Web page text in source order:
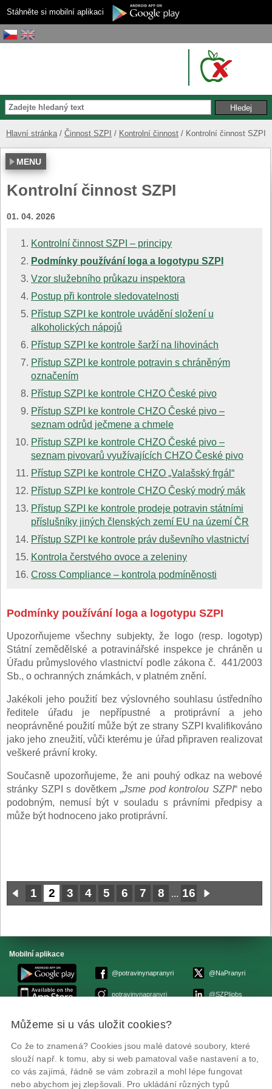
Stáhněte si mobilní aplikaci
Hlavní stránka Činnost SZPI Kontrolní činnost Kontrolní činnost SZPI
MENU
Kontrolní činnost SZPI
01. 04. 2026
Kontrolní činnost SZPI – principy
Podmínky používání loga a logotypu SZPI
Vzor služebního průkazu inspektora
Postup při kontrole sledovatelnosti
Přístup SZPI ke kontrole uvádění složení u
alkoholických nápojů
Přístup SZPI ke kontrole šarží na lihovinách
Přístup SZPI ke kontrole potravin s chráněným
označením
Přístup SZPI ke kontrole CHZO České pivo
Přístup SZPI ke kontrole CHZO České pivo –
seznam odrůd ječmene a chmele
Přístup SZPI ke kontrole CHZO České pivo –
seznam pivovarů využívajících CHZO České pivo
Přístup SZPI ke kontrole CHZO „Valašský frgál“
Přístup SZPI ke kontrole CHZO Český modrý mák
Přístup SZPI ke kontrole prodeje potravin státními
příslušníky jiných členských zemí EU na území ČR
Přístup SZPI ke kontrole práv duševního vlastnictví
Kontrola čerstvého ovoce a zeleniny
Cross Compliance – kontrola podmíněnosti
Podmínky používání loga a logotypu SZPI
Upozorňujeme všechny subjekty, že logo (resp. logotyp)
Státní zemědělské a potravinářské inspekce je chráněn u
Úřadu průmyslového vlastnictví podle zákona č. 441/2003
Sb., o ochranných známkách, v platném znění.
Jakékoli jeho použití bez výslovného souhlasu ústředního
ředitele úřadu je nepřípustné a protiprávní a jeho
neoprávněné použití může být ze strany SZPI kvalifikováno
jako jeho zneužití, vůči kterému je úřad připraven realizovat
veškeré právní kroky.
Současně upozorňujeme, že ani pouhý odkaz na webové
stránky SZPI s dovětkem „Jsme pod kontrolou SZPI“ nebo
podobným, nemusí být v souladu s právními předpisy a
může být hodnoceno jako protiprávní.
1 2 3 4 5 6 7 8 ... 16
Mobilní aplikace
@potravinynapranyri
potravinynapranyri
@NaPranyri
@SZPIjobs
© Státní zemědělská a potravinářská inspekce 2026.
ID datové schránky: avraiqg
IČO: 75014149, DIČ: CZ75014149
Prohlášení o přístupnosti|Zásady ochrany soukromí
Můžeme si u vás uložit cookies?
Co že to znamená? Cookies jsou malé datové soubory, které
slouží např. k tomu, aby si web pamatoval vaše nastavení a to,
co vás zajímá, řádně se vám zobrazil a mohl lépe fungovat
nebo abychom jej zlepšovali. Pro ukládání různých typů